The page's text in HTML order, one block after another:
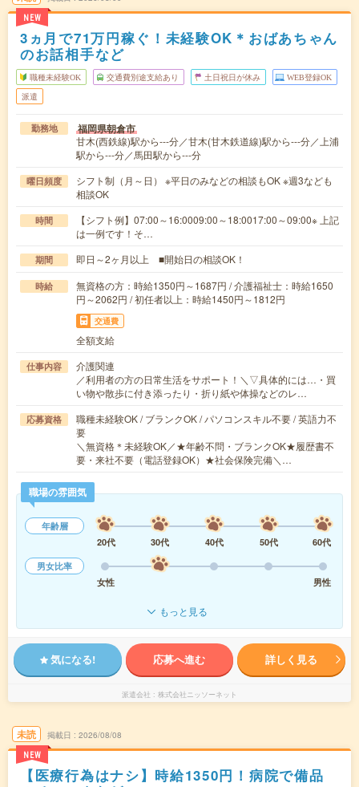
NEW
3ヵ月で71万円稼ぐ！未経験OK＊おばあちゃん
のお話相手など
職種未経験OK 交通費別途支給あり 土日祝日が休み WEB登録OK
派遣
勤務地 福岡県朝倉市
甘木(西鉄線)駅から---分／甘木(甘木鉄道線)駅から---分／上浦
駅から---分／馬田駅から---分
曜日頻度
シフト制（月～日） ※平日のみなどの相談もOK ※週3なども
相談OK
時間
【シフト例】07:00～16:0009:00～18:0017:00～09:00※ 上記
は一例です！そ…
期間 即日～2ヶ月以上 ■開始日の相談OK！
時給
無資格の方：時給1350円～1687円 / 介護福祉士：時給1650
円～2062円 / 初任者以上：時給1450円～1812円
交通費
全額支給
仕事内容
介護関連
／利用者の方の日常生活をサポート！＼▽具体的には…・買
い物や散歩に付き添ったり・折り紙や体操などのレ…
応募資格
職種未経験OK / ブランクOK / パソコンスキル不要 / 英語力不
要
＼無資格＊未経験OK／★年齢不問・ブランクOK★履歴書不
要・来社不要（電話登録OK）★社会保険完備＼…
職場の雰囲気
年齢層
20代
30代 40代 50代
60代
男女比率
女性
男性
もっと見る
気になる! 応募へ進む 詳しく見る
派遣会社 株式会社ニッソーネット
未読
NEW
掲載日 2026/08/08
【医療行為はナシ】時給1350円！病院で備品